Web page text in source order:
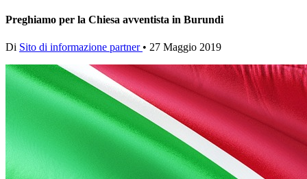
Preghiamo per la Chiesa avventista in Burundi
Di Sito di informazione partner • 27 Maggio 2019